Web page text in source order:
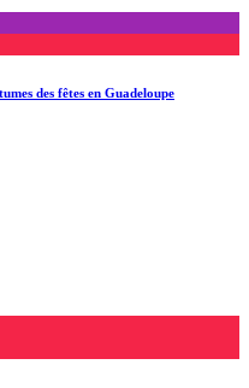
des fêtes en Guadeloupe